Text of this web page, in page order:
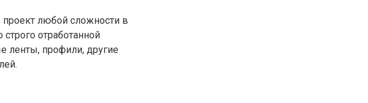
любой сложности в
отработанной
ленты, профили, другие